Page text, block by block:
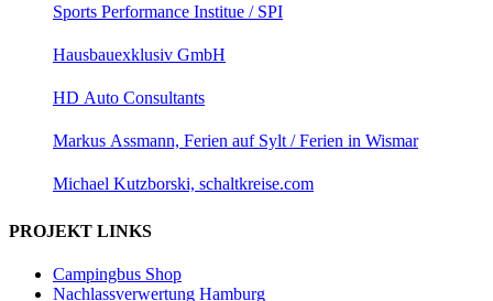
Sports Performance Institue / SPI
Hausbauexklusiv GmbH
HD Auto Consultants
Markus Assmann, Ferien auf Sylt / Ferien in Wismar
Michael Kutzborski, schaltkreise.com
PROJEKT LINKS
Campingbus Shop
Nachlassverwertung Hamburg